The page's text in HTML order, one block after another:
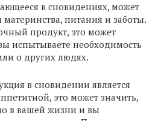
в сновидениях, может
питания и заботы.
продукт, это может
испытываете необходимость
о других людях.
в сновидении является
это может значить,
в вашей жизни и вы